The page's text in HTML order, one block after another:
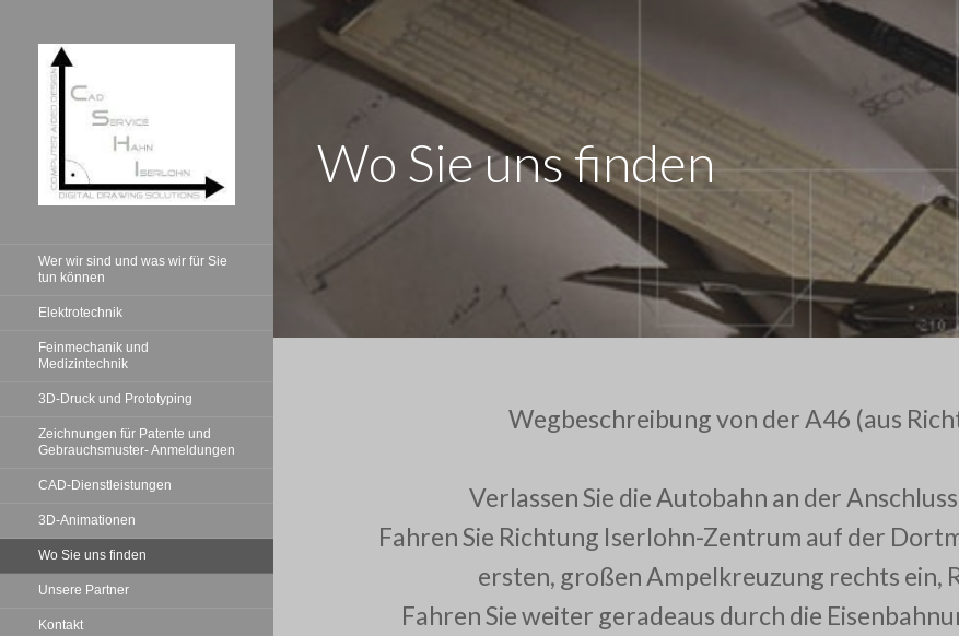
Zum
springen
HAHN
ISERLOHN
Wer wir sind und was wir für Sie
tun können
Elektrotechnik
Feinmechanik und
Medizintechnik
3D-Druck und Prototyping
Zeichnungen für Patente und
Gebrauchsmuster- Anmeldungen
CAD-Dienstleistungen
3D-Animationen
Wo Sie uns finden
Unsere Partner
Kontakt
Wo Sie uns finden
Wegbeschreibung von der A46 (aus
Verlassen Sie die Autobahn an der
Fahren Sie Richtung Iserlohn-Zentrum auf der
ersten, großen Ampelkreuzung rechts ein,
Fahren Sie weiter geradeaus durch die